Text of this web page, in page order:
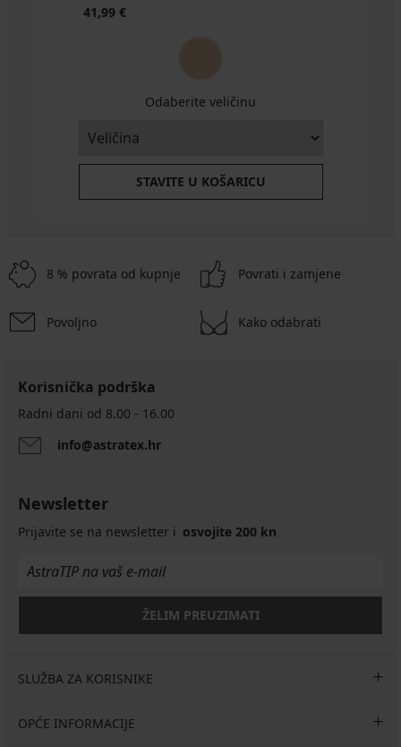
41,99 €
Odaberite veličinu
STAVITE U KOŠARICU
8 % povrata od kupnje Povrati i zamjene
Povoljno Kako odabrati
Korisnička podrška
Radni dani od 8.00 - 16.00
info@astratex.hr
Newsletter
Prijavite se na newsletter i osvojite 200 kn
ŽELIM PREUZIMATI
SLUŽBA ZA KORISNIKE
OPĆE INFORMACIJE